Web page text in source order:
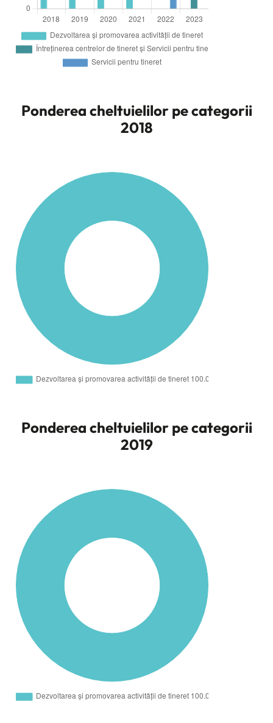
Ponderea cheltuielilor pe categorii
2018
Ponderea cheltuielilor pe categorii
2019